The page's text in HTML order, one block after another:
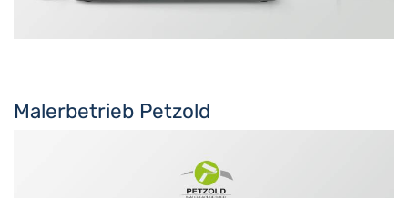
Malerbetrieb Petzold